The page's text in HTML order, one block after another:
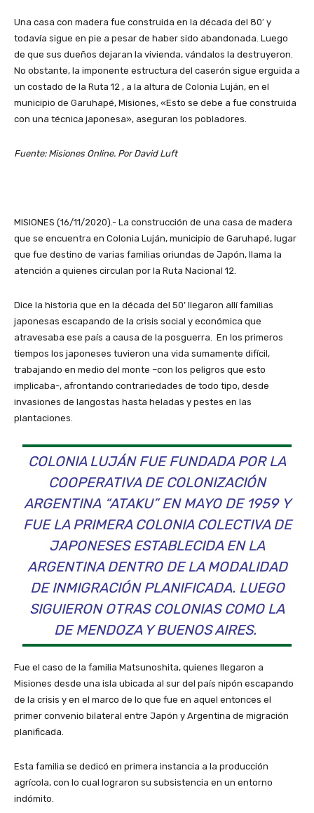
Una casa con madera fue construida en la década del 80′ y
todavía sigue en pie a pesar de haber sido abandonada. Luego
de que sus dueños dejaran la vivienda, vándalos la destruyeron.
No obstante, la imponente estructura del caserón sigue erguida a
un costado de la Ruta 12 , a la altura de Colonia Luján, en el
municipio de Garuhapé, Misiones, «Esto se debe a fue construida
con una técnica japonesa», aseguran los pobladores.
Fuente: Misiones Online. Por David Luft
MISIONES (16/11/2020).- La construcción de una casa de madera
que se encuentra en Colonia Luján, municipio de Garuhapé, lugar
que fue destino de varias familias oriundas de Japón, llama la
atención a quienes circulan por la Ruta Nacional 12.
Dice la historia que en la década del 50’ llegaron allí familias
japonesas escapando de la crisis social y económica que
atravesaba ese país a causa de la posguerra. En los primeros
tiempos los japoneses tuvieron una vida sumamente difícil,
trabajando en medio del monte –con los peligros que esto
implicaba-, afrontando contrariedades de todo tipo, desde
invasiones de langostas hasta heladas y pestes en las
plantaciones.
COLONIA LUJÁN FUE FUNDADA POR LA
COOPERATIVA DE COLONIZACIÓN
ARGENTINA “ATAKU” EN MAYO DE 1959 Y
FUE LA PRIMERA COLONIA COLECTIVA DE
JAPONESES ESTABLECIDA EN LA
ARGENTINA DENTRO DE LA MODALIDAD
DE INMIGRACIÓN PLANIFICADA. LUEGO
SIGUIERON OTRAS COLONIAS COMO LA
DE MENDOZA Y BUENOS AIRES.
Fue el caso de la familia Matsunoshita, quienes llegaron a
Misiones desde una isla ubicada al sur del país nipón escapando
de la crisis y en el marco de lo que fue en aquel entonces el
primer convenio bilateral entre Japón y Argentina de migración
planificada.
Esta familia se dedicó en primera instancia a la producción
agrícola, con lo cual lograron su subsistencia en un entorno
indómito.